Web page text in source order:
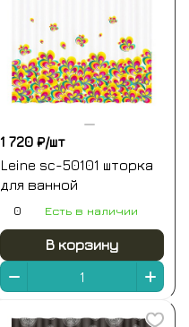
1 720 ₽/шт
Leine sc-50101 шторка
для ванной
0 Есть в наличии
В корзину